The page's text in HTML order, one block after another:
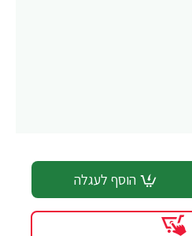
הוסף לעגלה